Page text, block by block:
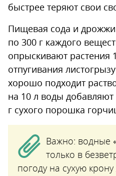
быстрее теряют свои
Пищевая сода и
по 300 г каждого
опрыскивают растения
отпугивания
хорошо подходит
на 10 л воды добавляют
г сухого порошка
Важно: водные
только в
погоду на сухую крону